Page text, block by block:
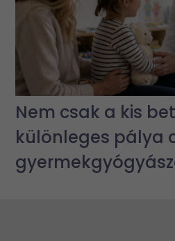
Nem csak a kis
különleges pálya